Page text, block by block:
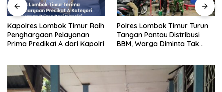
Kapolres Lombok Timur Raih
Penghargaan Pelayanan
Prima Predikat A dari Kapolri
Polres Lombok Timur Turun
Tangan Pantau Distribusi
BBM, Warga Diminta Tak